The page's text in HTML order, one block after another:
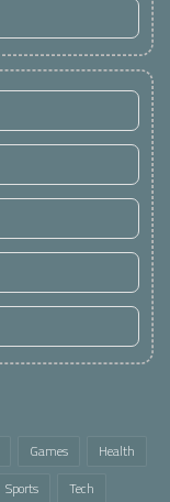
Games
Health
Sports
Tech